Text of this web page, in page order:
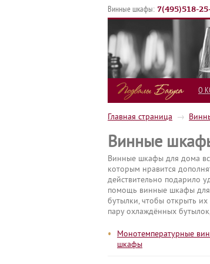
Винные шкафы: 7(495)518-
О
Главная страница →
Винные
Винные шкафы для дома
которым нравится
действительно подарило
помощь винные шкафы для
бутылки, чтобы открыть
пару охлаждённых
•
Монотемпературные
шкафы